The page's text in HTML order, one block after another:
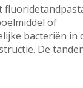
of
bacteriën in
De